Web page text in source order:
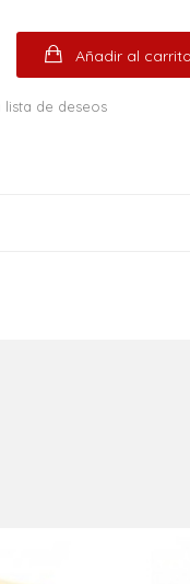
Añadir al carrito
lista de deseos